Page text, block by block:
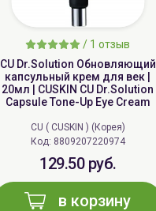
/ 1 отзыв
CU Dr.Solution Обновляющий
капсульный крем для век |
20мл | CUSKIN CU Dr.Solution
Capsule Tone-Up Eye Cream
CU ( CUSKIN ) (Корея)
Код: 8809207220974
129.50 руб.
в корзину